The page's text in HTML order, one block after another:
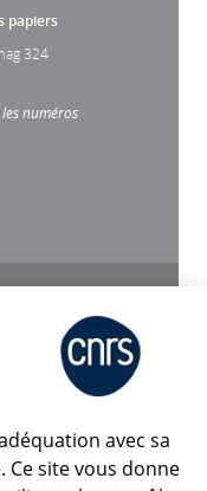
papiers
324
numéros
avec sa
Ce site vous donne